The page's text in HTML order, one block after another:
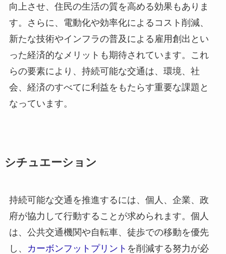
向上させ、住民の生活の質を高める効果もありま
す。さらに、電動化や効率化によるコスト削減、
新たな技術やインフラの普及による雇用創出とい
った経済的なメリットも期待されています。これ
らの要素により、持続可能な交通は、環境、社
会、経済のすべてに利益をもたらす重要な課題と
なっています。
シチュエーション
持続可能な交通を推進するには、個人、企業、政
府が協力して行動することが求められます。個人
は、公共交通機関や自転車、徒歩での移動を優先
し、
カーボンフットプリント を削減する努力が必